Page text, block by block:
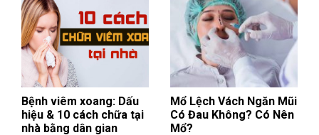
Bệnh viêm xoang: Dấu
hiệu & 10 cách chữa tại
nhà bằng dân gian
Mổ Lệch Vách Ngăn Mũi
Có Đau Không? Có Nên
Mổ?